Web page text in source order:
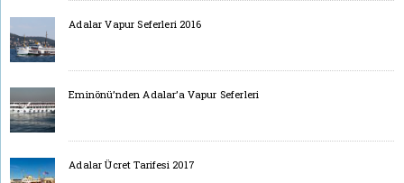
Adalar Vapur Seferleri 2016
Eminönü’nden Adalar’a Vapur Seferleri
Adalar Ücret Tarifesi 2017